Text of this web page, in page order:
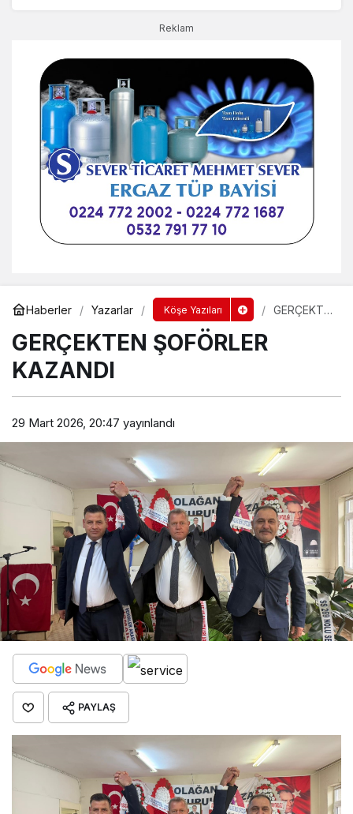
Harman Gazetesi
Harun SAK
"BU İLÇEDEN Bİ HALT OLMAZ"
Harman Gazetesi
"YENİŞEHİR’İN CADDELERİNDE
KONFORLU YOLCULUK!"
"GENÇ BAŞKANDAN BİLGİT’E
ZİYARET"
Harun SAK
"ÖZLEMİŞİM BÖYLE SOHBETLERİ"
Harman Gazetesi
"KOCAYAYLA ŞENLİKLERİ’NE DAMGA
VURDULAR"
Reklam
Haberler Yazarlar Köşe Yazıları
GERÇEKTE
GERÇEKTEN ŞOFÖRLER
KAZANDI
29 Mart 2026, 20:47 yayınlandı
PAYLAŞ